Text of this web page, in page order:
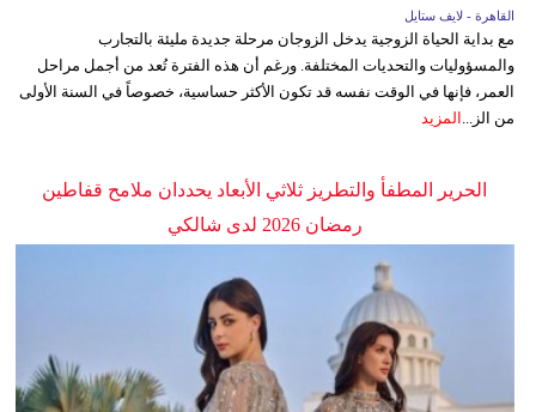
القاهرة - لايف ستايل
مع بداية الحياة الزوجية يدخل الزوجان مرحلة جديدة مليئة بالتجارب
والمسؤوليات والتحديات المختلفة. ورغم أن هذه الفترة تُعد من أجمل مراحل
العمر، فإنها في الوقت نفسه قد تكون الأكثر حساسية، خصوصاً في السنة الأولى
من الز...
المزيد
الحرير المطفأ والتطريز ثلاثي الأبعاد يحددان ملامح قفاطين
رمضان 2026 لدى شالكي